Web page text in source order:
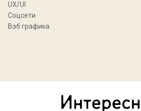
UX/UI
Соцсети
Вэб графика